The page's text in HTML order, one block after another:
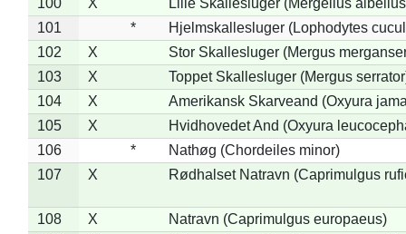
101
*
Hjelmskallesluger (Lophodytes
102
X
Stor Skallesluger (Mergus
103
X
Toppet Skallesluger (Mergus
104
X
Amerikansk Skarveand (Oxyura
105
X
Hvidhovedet And (Oxyura
106
*
Nathøg (Chordeiles minor)
107
X Rødhalset Natravn (Caprimulgus
108 X
Natravn (Caprimulgus europaeus)